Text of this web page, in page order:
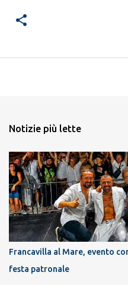
Notizie più lette
Francavilla al Mare, evento
festa patronale